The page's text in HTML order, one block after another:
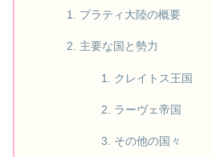
プラティ大陸の概要
主要な国と勢力
クレイトス王国
ラーヴェ帝国
その他の国々